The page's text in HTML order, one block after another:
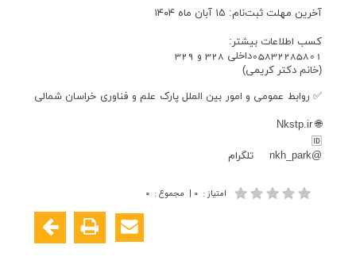
آخرین مهلت ثبت‌نام: ۱۵ آبان ماه ۱۴۰۴
کسب اطلاعات بیشتر:
05832285801داخلی 328 و 329
(خانم دکتر کریمی)
✅ روابط عمومی و امور بین الملل پارک علم و فناوری خراسان شمالی
🌐 Nkstp.ir
🆔
@nkh_park تلگرام
امتیاز : ۰ | مجموع : ۰